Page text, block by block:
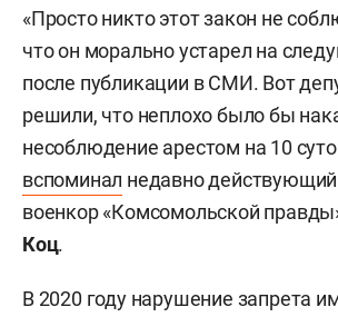
«Просто никто этот закон не
что он морально устарел на
после публикации в СМИ. Вот
решили, что неплохо было бы
несоблюдение арестом на 10
вспоминал недавно
военкор «Комсомольской
Коц.
В 2020 году нарушение запрета